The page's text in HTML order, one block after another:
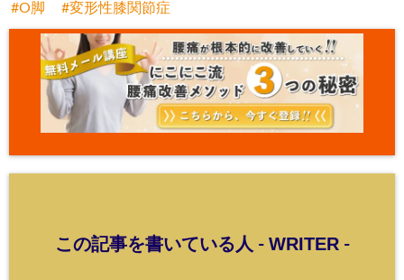
O脚 変形性膝関節症
この記事を書いている人 - WRITER-